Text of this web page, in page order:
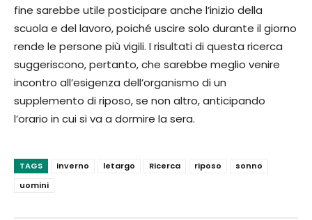
fine sarebbe utile posticipare anche l’inizio della
scuola e del lavoro, poiché uscire solo durante il giorno
rende le persone più vigili. I risultati di questa ricerca
suggeriscono, pertanto, che sarebbe meglio venire
incontro all’esigenza dell’organismo di un
supplemento di riposo, se non altro, anticipando
l’orario in cui si va a dormire la sera.
TAGS inverno letargo Ricerca riposo
sonno
uomini